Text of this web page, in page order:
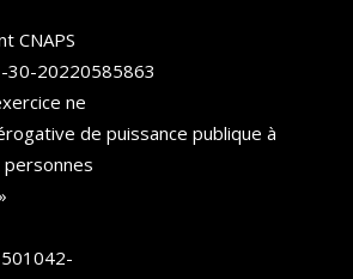
CNAPS
30-20220585863
ne
de puissance publique à
personnes